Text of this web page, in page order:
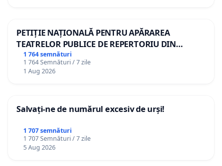
PETIȚIE NAȚIONALĂ PENTRU APĂRAREA
TEATRELOR PUBLICE DE REPERTORIU DIN
ROMÂNIA
1 764 semnături
1 764 Semnături / 7 zile
1 Aug 2026
Salvați-ne de numărul excesiv de urși!
1 707 semnături
1 707 Semnături / 7 zile
5 Aug 2026